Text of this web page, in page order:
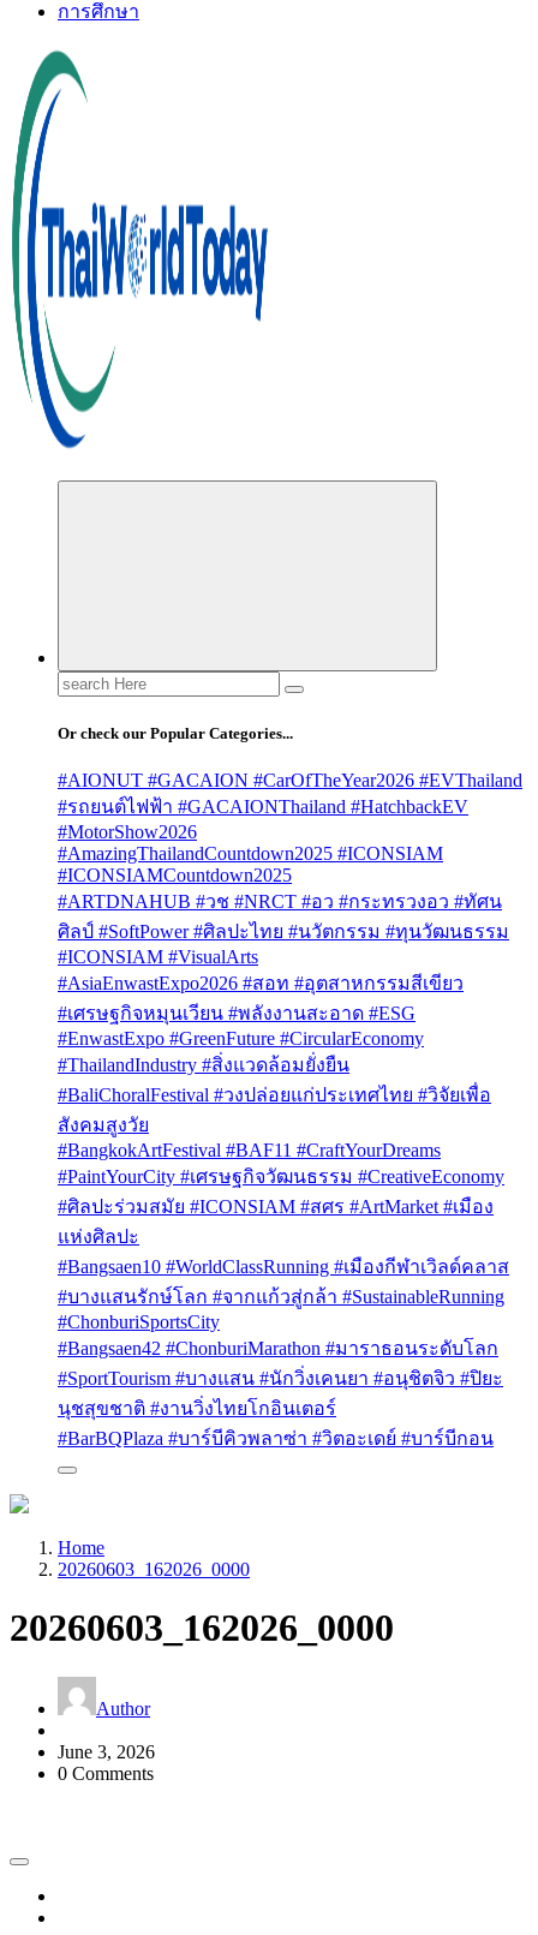
การศึกษา
Search
for:
Or check our Popular Categories...
#AIONUT #GACAION #CarOfTheYear2026 #EVThailand
#รถยนต์ไฟฟ้า #GACAIONThailand #HatchbackEV
#MotorShow2026
#AmazingThailandCountdown2025 #ICONSIAM
#ICONSIAMCountdown2025
#ARTDNAHUB #วช #NRCT #อว #กระทรวงอว #ทัศน
ศิลป์ #SoftPower #ศิลปะไทย #นวัตกรรม #ทุนวัฒนธรรม
#ICONSIAM #VisualArts
#AsiaEnwastExpo2026 #สอท #อุตสาหกรรมสีเขียว
#เศรษฐกิจหมุนเวียน #พลังงานสะอาด #ESG
#EnwastExpo #GreenFuture #CircularEconomy
#ThailandIndustry #สิ่งแวดล้อมยั่งยืน
#BaliChoralFestival #วงปล่อยแก่ประเทศไทย #วิจัยเพื่อ
สังคมสูงวัย
#BangkokArtFestival #BAF11 #CraftYourDreams
#PaintYourCity #เศรษฐกิจวัฒนธรรม #CreativeEconomy
#ศิลปะร่วมสมัย #ICONSIAM #สศร #ArtMarket #เมือง
แห่งศิลปะ
#Bangsaen10 #WorldClassRunning #เมืองกีฬาเวิลด์คลาส
#บางแสนรักษ์โลก #จากแก้วสู่กล้า #SustainableRunning
#ChonburiSportsCity
#Bangsaen42 #ChonburiMarathon #มาราธอนระดับโลก
#SportTourism #บางแสน #นักวิ่งเคนยา #อนุชิตจิว #ปิยะ
นุชสุขชาติ #งานวิ่งไทยโกอินเตอร์
#BarBQPlaza #บาร์บีคิวพลาซ่า #วิตอะเดย์ #บาร์บีกอน
Home
20260603_162026_0000
20260603_162026_0000
Author
June 3, 2026
0 Comments